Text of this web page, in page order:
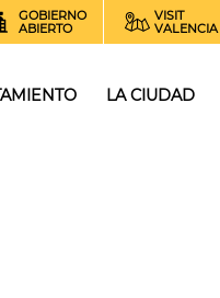
GOBIERNO
ABIERTO
VISIT
VALENCIA
LA CIUDAD